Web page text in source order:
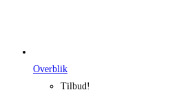
Overblik
Tilbud!